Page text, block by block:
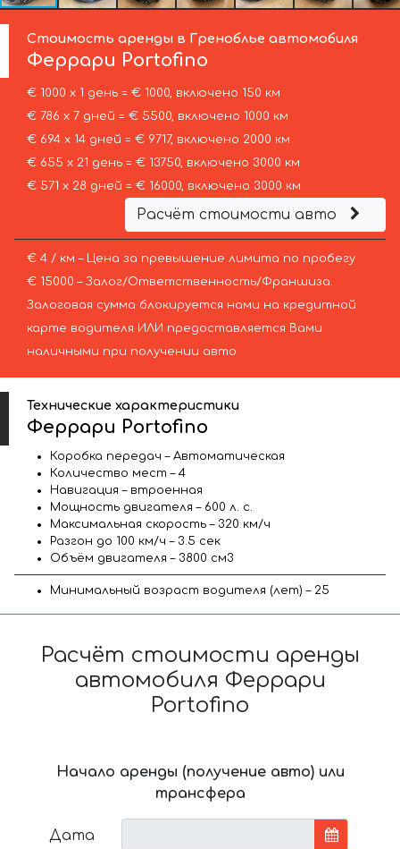
Стоимость аренды в Греноблье автомобиля
Феррари Portofino
€ 1000 х 1 день = € 1000, включено 150 км
€ 786 х 7 дней = € 5500, включено 1000 км
€ 694 х 14 дней = € 9717, включено 2000 км
€ 655 х 21 день = € 13750, включено 3000 км
€ 571 х 28 дней = € 16000, включено 3000 км
Расчёт стоимости авто
€ 4 / км – Цена за превышение лимита по пробегу
€ 15000 – Залог/Ответственность/Франшиза.
Залоговая сумма блокируется нами на кредитной
карте водителя ИЛИ предоставляется Вами
наличными при получении авто.
Технические характеристики
Феррари Portofino
Коробка передач – Автоматическая
Количество мест – 4
Навигация – втроенная
Мощность двигателя – 600 л. с.
Максимальная скорость – 320 км/ч
Разгон до 100 км/ч – 3.5 сек
Объём двигателя – 3800 см3
Минимальный возраст водителя (лет) – 25
Расчёт стоимости аренды
автомобиля Феррари
Portofino
Начало аренды (получение авто) или
трансфера
Дата